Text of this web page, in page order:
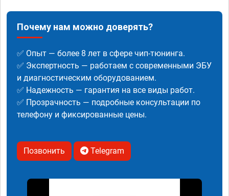
Почему нам можно доверять?
✅ Опыт — более 8 лет в сфере чип-тюнинга.
✅ Экспертность — работаем с современными ЭБУ
и диагностическим оборудованием.
✅ Надежность — гарантия на все виды работ.
✅ Прозрачность — подробные консультации по
телефону и фиксированные цены.
Позвонить Telegram